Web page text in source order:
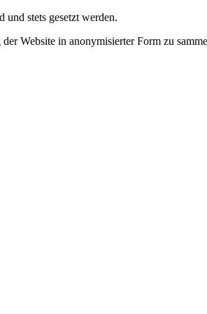
stets gesetzt werden.
Website in anonymisierter Form zu